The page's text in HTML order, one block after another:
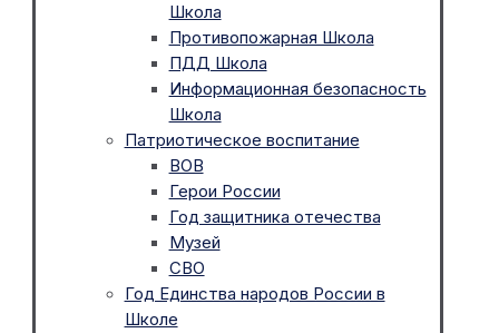
Школа
Противопожарная Школа
ПДД Школа
Информационная безопасность
Школа
Патриотическое воспитание
ВОВ
Герои России
Год защитника отечества
Музей
СВО
Год Единства народов России в
Школе